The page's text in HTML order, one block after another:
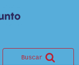
Buscar